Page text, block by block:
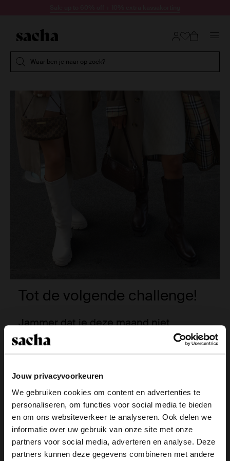
Jouw privacyvoorkeuren
We gebruiken cookies om content en advertenties te
personaliseren, om functies voor social media te bieden
en om ons websiteverkeer te analyseren. Ook delen we
informatie over uw gebruik van onze site met onze
partners voor social media, adverteren en analyse. Deze
partners kunnen deze gegevens combineren met andere
Waar ben je naar op zoek?
Tot de volgende challenge!
Jammer dat je deze maand niet
meedoet!
de challenge! Misschien past de volgende
via de mail die je hebt gekregen via Sacha Insiders
ontvang je volgende maand automatisch een
uitnodiging voor de nieuwste Challenge.
Heb je vragen over het Sacha Insiders platform?
Stuur dan een e-mail naarblog@sacha.nl .
×
View this website in English?
It looks like your language isn't Dutch. Would